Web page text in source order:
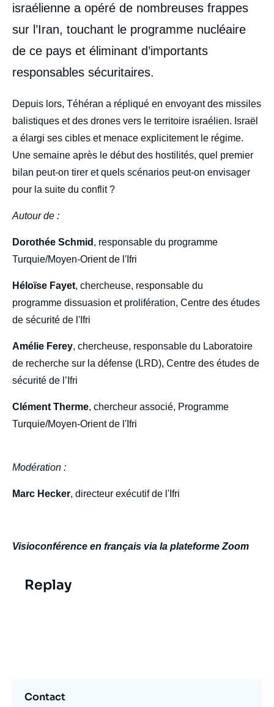
israélienne a opéré de nombreuses frappes
sur l’Iran, touchant le programme nucléaire
de ce pays et éliminant d’importants
responsables sécuritaires.
body
Depuis lors, Téhéran a répliqué en envoyant des missiles
balistiques et des drones vers le territoire israélien. Israël
a élargi ses cibles et menace explicitement le régime.
Une semaine après le début des hostilités, quel premier
bilan peut-on tirer et quels scénarios peut-on envisager
pour la suite du conflit ?
Autour de :
Dorothée Schmid , responsable du programme
Turquie/Moyen-Orient de l'Ifri
Héloïse Fayet, chercheuse, responsable du
programme dissuasion et prolifération, Centre des études
de sécurité de l'Ifri
Amélie Ferey, chercheuse, responsable du Laboratoire
de recherche sur la défense (LRD), Centre des études de
sécurité de l’Ifri
Clément Therme, chercheur associé, Programme
Turquie/Moyen-Orient de l'Ifri
Modération :
Marc Hecker, directeur exécutif de l'Ifri
Visioconférence en français via la plateforme Zoom
Replay
Contact